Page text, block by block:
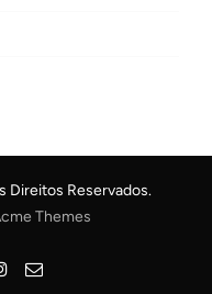
Direitos Reservados.
Themes